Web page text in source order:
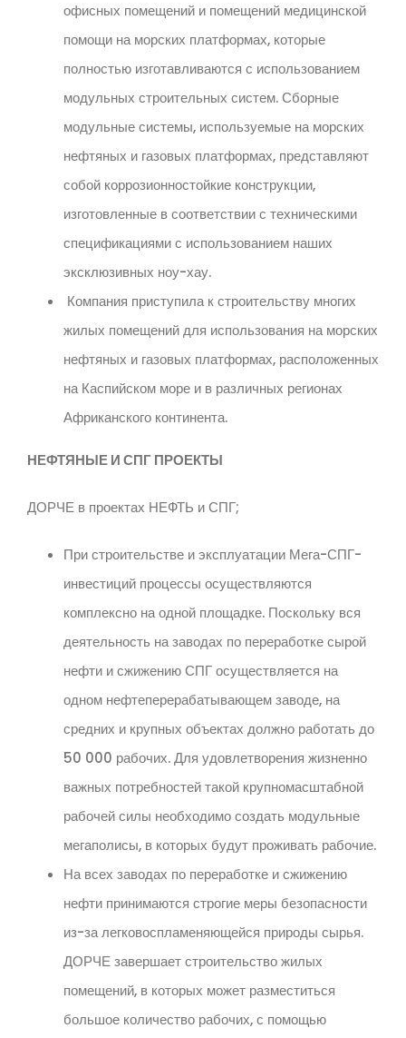
офисных помещений и помещений медицинской
помощи на морских платформах, которые
полностью изготавливаются с использованием
модульных строительных систем. Сборные
модульные системы, используемые на морских
нефтяных и газовых платформах, представляют
собой коррозионностойкие конструкции,
изготовленные в соответствии с техническими
спецификациями с использованием наших
эксклюзивных ноу-хау.
Компания приступила к строительству многих
жилых помещений для использования на морских
нефтяных и газовых платформах, расположенных
на Каспийском море и в различных регионах
Африканского континента.
НЕФТЯНЫЕ И СПГ ПРОЕКТЫ
ДОРЧЕ в проектах НЕФТЬ и СПГ;
При строительстве и эксплуатации Мега-СПГ-
инвестиций процессы осуществляются
комплексно на одной площадке. Поскольку вся
деятельность на заводах по переработке сырой
нефти и сжижению СПГ осуществляется на
одном нефтеперерабатывающем заводе, на
средних и крупных объектах должно работать до
50 000 рабочих. Для удовлетворения жизненно
важных потребностей такой крупномасштабной
рабочей силы необходимо создать модульные
мегаполисы, в которых будут проживать рабочие.
На всех заводах по переработке и сжижению
нефти принимаются строгие меры безопасности
из-за легковоспламеняющейся природы сырья.
ДОРЧЕ завершает строительство жилых
помещений, в которых может разместиться
большое количество рабочих, с помощью